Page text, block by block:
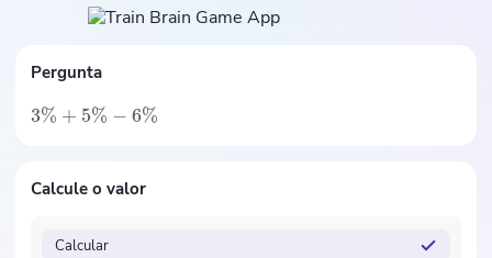
Pergunta
3% + 5% − 6%
Calcule o valor
Calcular